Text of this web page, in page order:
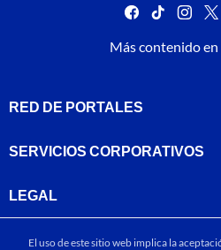
facebook
tiktok
Más contenido en
RED DE PORTALES
SERVICIOS CORPORATIVOS
LEGAL
El uso de este sitio web implica la